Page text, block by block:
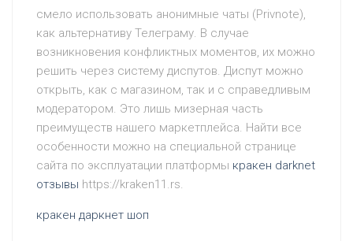
смело использовать анонимные чаты (Privnote),
как альтернативу Телеграму. В случае
возникновения конфликтных моментов, их можно
решить через систему диспутов. Диспут можно
открыть, как с магазином, так и с справедливым
модератором. Это лишь мизерная часть
преимуществ нашего маркетплейса. Найти все
особенности можно на специальной странице
сайта по эксплуатации платформы кракен darknet
отзывы https://kraken11.rs.
кракен даркнет шоп